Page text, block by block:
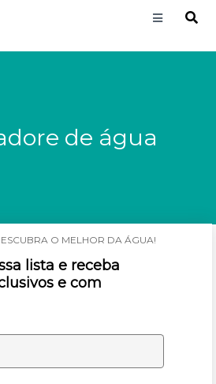
de água
O MELHOR DA ÁGUA!
lista e receba
e com